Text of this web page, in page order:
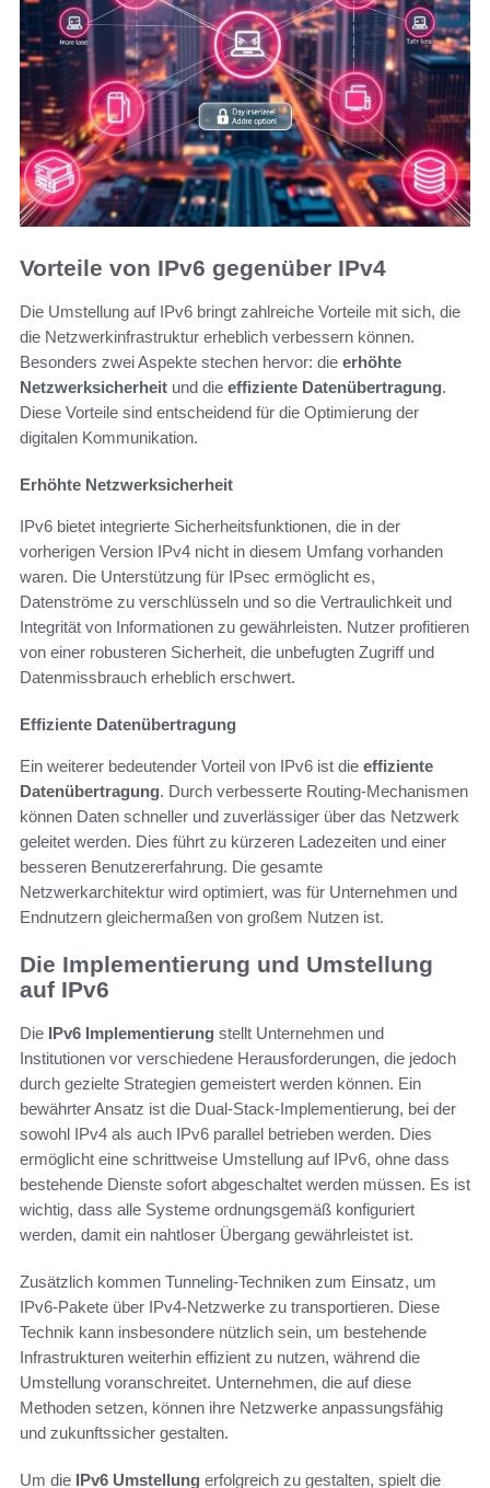
Vorteile von IPv6 gegenüber IPv4
Die Umstellung auf IPv6 bringt zahlreiche Vorteile mit sich, die
die Netzwerkinfrastruktur erheblich verbessern können.
Besonders zwei Aspekte stechen hervor: die erhöhte
Netzwerksicherheit und die effiziente Datenübertragung.
Diese Vorteile sind entscheidend für die Optimierung der
digitalen Kommunikation.
Erhöhte Netzwerksicherheit
IPv6 bietet integrierte Sicherheitsfunktionen, die in der
vorherigen Version IPv4 nicht in diesem Umfang vorhanden
waren. Die Unterstützung für IPsec ermöglicht es,
Datenströme zu verschlüsseln und so die Vertraulichkeit und
Integrität von Informationen zu gewährleisten. Nutzer profitieren
von einer robusteren Sicherheit, die unbefugten Zugriff und
Datenmissbrauch erheblich erschwert.
Effiziente Datenübertragung
Ein weiterer bedeutender Vorteil von IPv6 ist die effiziente
Datenübertragung. Durch verbesserte Routing-Mechanismen
können Daten schneller und zuverlässiger über das Netzwerk
geleitet werden. Dies führt zu kürzeren Ladezeiten und einer
besseren Benutzererfahrung. Die gesamte
Netzwerkarchitektur wird optimiert, was für Unternehmen und
Endnutzern gleichermaßen von großem Nutzen ist.
Die Implementierung und Umstellung
auf IPv6
Die IPv6 Implementierung stellt Unternehmen und
Institutionen vor verschiedene Herausforderungen, die jedoch
durch gezielte Strategien gemeistert werden können. Ein
bewährter Ansatz ist die Dual-Stack-Implementierung, bei der
sowohl IPv4 als auch IPv6 parallel betrieben werden. Dies
ermöglicht eine schrittweise Umstellung auf IPv6, ohne dass
bestehende Dienste sofort abgeschaltet werden müssen. Es ist
wichtig, dass alle Systeme ordnungsgemäß konfiguriert
werden, damit ein nahtloser Übergang gewährleistet ist.
Zusätzlich kommen Tunneling-Techniken zum Einsatz, um
IPv6-Pakete über IPv4-Netzwerke zu transportieren. Diese
Technik kann insbesondere nützlich sein, um bestehende
Infrastrukturen weiterhin effizient zu nutzen, während die
Umstellung voranschreitet. Unternehmen, die auf diese
Methoden setzen, können ihre Netzwerke anpassungsfähig
und zukunftssicher gestalten.
Um die IPv6 Umstellung erfolgreich zu gestalten, spielt die